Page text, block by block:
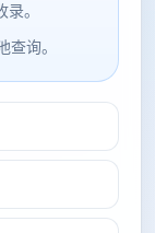
。
询。